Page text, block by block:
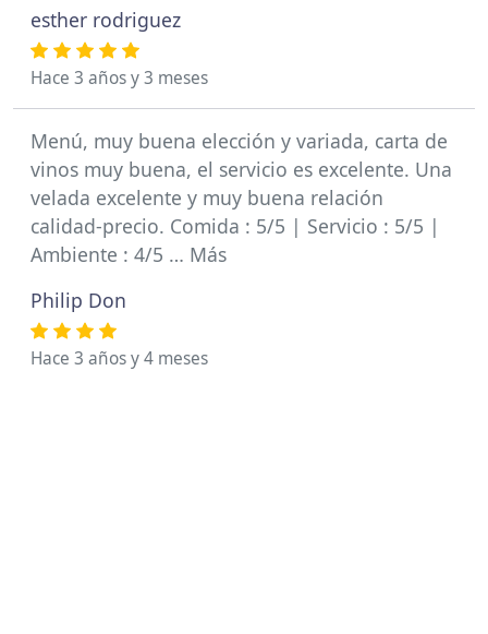
esther rodriguez
Hace 3 años y 3 meses
Menú, muy buena elección y variada, carta de
vinos muy buena, el servicio es excelente. Una
velada excelente y muy buena relación
calidad-precio. Comida : 5/5 | Servicio : 5/5 |
Ambiente : 4/5 … Más
Philip Don
Hace 3 años y 4 meses